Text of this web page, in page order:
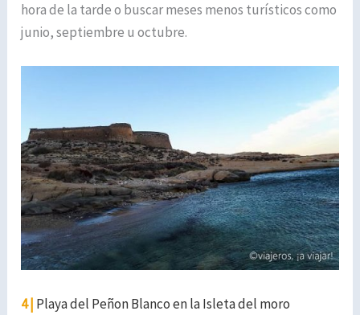
hora de la tarde o buscar meses menos turísticos como
junio, septiembre u octubre.
4 | Playa del Peñon Blanco en la Isleta del moro